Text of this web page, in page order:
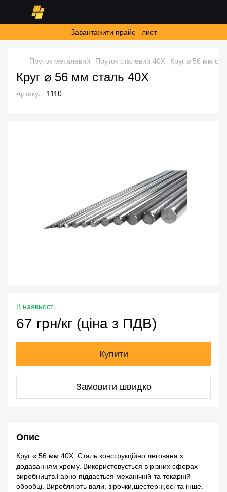
Завантажити прайс - лист
Пруток металевий Пруток сталевий 40Х Круг ⌀ 56 мм
Круг ⌀ 56 мм сталь 40Х
Артикул: 1110
В наявності
67 грн/кг (ціна з ПДВ)
Купити
Замовити швидко
Опис
Круг ⌀ 56 мм 40Х. Сталь конструкційно легована з
додаванням хрому. Використовується в різних сферах
виробництв.Гарно піддається механічній та токарній
обробці. Виробляють вали, зірочки,шестерні,осі та інше.